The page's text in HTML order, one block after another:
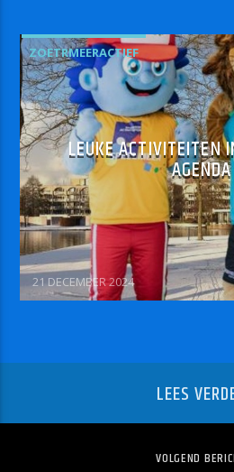
ZOETRMEERACTIEF
LEUKE ACTIVITEITEN
AGENDA
21 DECEMBER 2024
LEES
VOLGEND